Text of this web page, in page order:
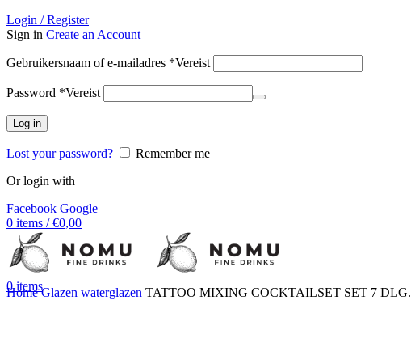
Login / Register
Sign in Create an Account
Gebruikersnaam of e-mailadres *Vereist
Password *Vereist
Log in
Lost your password?
Remember me
Or login with
Facebook Google
0 items / €0,00
0items
HomeGlazen waterglazen TATTOO MIXING COCKTAILSET SET 7 DLG.